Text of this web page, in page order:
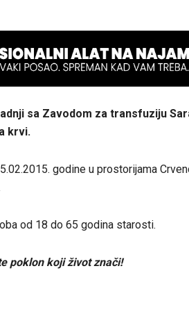
sa Zavodom za transfuziju
krvi.
godine u prostorijama
od 18 do 65 godina starosti.
poklon koji život znači!